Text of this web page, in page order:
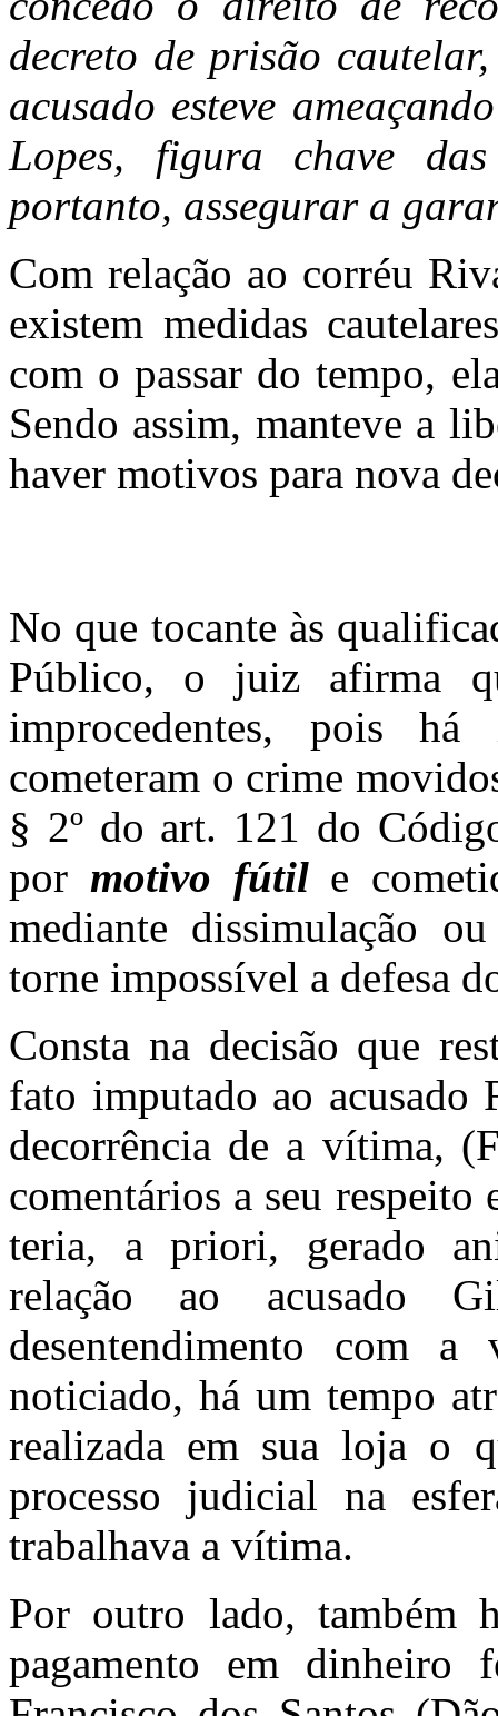
decreto de prisão
acusado esteve
Lopes, figura chave das
portanto, assegurar a
Com relação ao corréu
existem medidas
com o passar do tempo,
Sendo assim, manteve a
haver motivos para nova
No que tocante às
Público, o juiz afirma
improcedentes, pois
cometeram o crime
§ 2º do art. 121 do
por motivo fútile
mediante dissimulação
torne impossível a defesa
Consta na decisão que
fato imputado ao acusado
decorrência de a vítima,
comentários a seu respeito
teria, a priori, gerado
relação ao acusado
desentendimento com
noticiado, há um tempo
realizada em sua loja o
processo judicial na
trabalhava a vítima.
Por outro lado, também
pagamento em dinheiro